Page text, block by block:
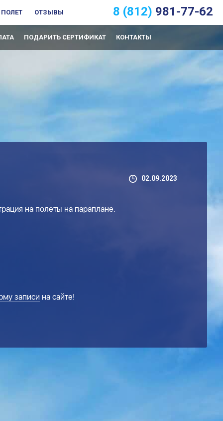
8 (812) 981-77-62
ОТЗЫВЫ
ПОДАРИТЬ СЕРТИФИКАТ КОНТАКТЫ
02.09.2023
на полеты на параплане.
записи на сайте!